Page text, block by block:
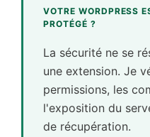
VOTRE WORDPRESS
PROTÉGÉ ?
La sécurité ne se
une extension. Je
permissions, les
l'exposition du
de récupération.